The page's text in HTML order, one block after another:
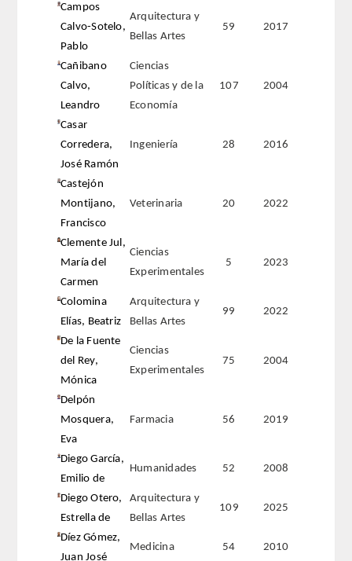
HISTÓRICO
VIDEOTECA
PREMIOS
PREMIOS 2026
PUBLICACIONES
ANALES de la RADE
MONOGRAFÍAS RADE
APERTURA DE CURSO
REFLEXIONES de la RADE
SEMBLANZAS RADE
OTRAS PUBLICACIONES
COMUNICACION
NOTAS DE PRENSA
Campos
Calvo-Sotelo,
Pablo
Arquitectura y
Bellas Artes
59 2017
Cañibano
Calvo,
Leandro
Ciencias
Políticas y de la
Economía
107 2004
Casar
Corredera,
José Ramón
Ingeniería 28 2016
Castejón
Montijano,
Francisco
Veterinaria 20 2022
Clemente Jul,
María del
Carmen
Ciencias
Experimentales
5 2023
Colomina
Elías, Beatriz
Arquitectura y
Bellas Artes
99 2022
De la Fuente
del Rey,
Mónica
Ciencias
Experimentales
75 2004
Delpón
Mosquera,
Eva
Farmacia 56 2019
Diego García,
Emilio de
Humanidades 52 2008
Diego Otero,
Estrella de
Arquitectura y
Bellas Artes
109 2025
Díez Gómez,
Juan José
Medicina 54 2010